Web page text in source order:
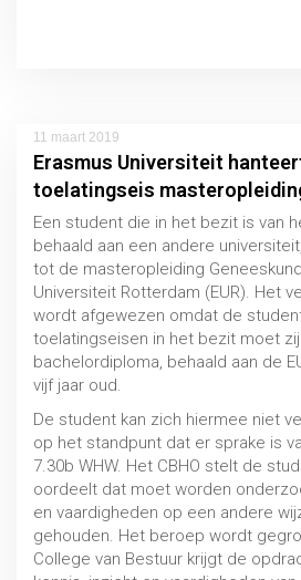
11 maart 2019
Erasmus Universiteit
toelatingseis
Een student die in het bezit is van
behaald aan een andere
tot de masteropleiding
Universiteit Rotterdam (EUR). Het
wordt afgewezen omdat de
toelatingseisen in het bezit moet
bachelordiploma, behaald aan de
vijf jaar oud.
De student kan zich hiermee niet
op het standpunt dat er sprake is
7.30b WHW. Het CBHO stelt de
oordeelt dat moet worden
en vaardigheden op een andere
gehouden. Het beroep wordt
College van Bestuur krijgt de